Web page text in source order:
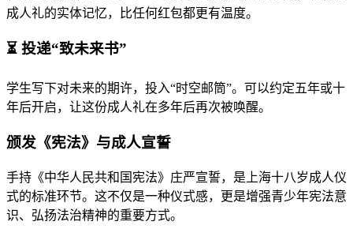
成人礼的实体记忆，比任何红包都更有温度。
⏳ 投递“致未来书”
学生写下对未来的期许，投入“时空邮筒”。可以约定五年或十
年后开启，让这份成人礼在多年后再次被唤醒。
颁发《宪法》与成人宣誓
手持《中华人民共和国宪法》庄严宣誓，是上海十八岁成人仪
式的标准环节。这不仅是一种仪式感，更是增强青少年宪法意
识、弘扬法治精神的重要方式。